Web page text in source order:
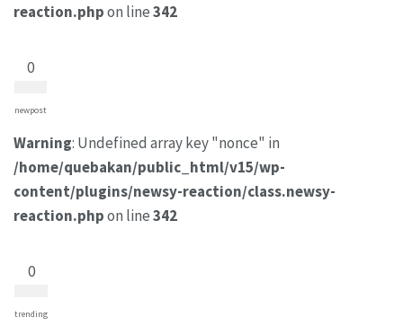
reaction.phpon line342
0
newpost
Warning: Undefined array key "nonce" in
/home/quebakan/public_html/v15/wp-
content/plugins/newsy-reaction/class.newsy-
reaction.phpon line342
0
trending